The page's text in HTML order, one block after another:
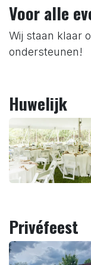
Voor alle
Wij staan klaar
ondersteunen!
Huwelijk
Privéfeest